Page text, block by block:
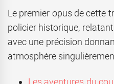
Le premier opus de cette
policier historique,
avec une précision
atmosphère
Les aventures du